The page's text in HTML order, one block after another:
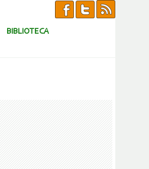
BIBLIOTECA